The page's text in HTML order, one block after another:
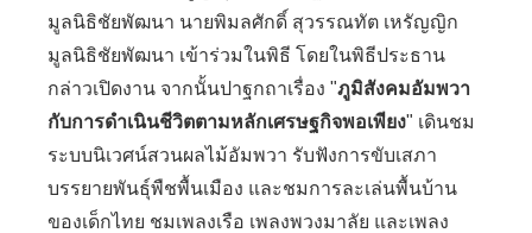
มูลนิธิชัยพัฒนา นายพิมลศักดิ์ สุวรรณทัต เหรัญญิก
มูลนิธิชัยพัฒนา เข้าร่วมในพิธี โดยในพิธีประธาน
กล่าวเปิดงาน จากนั้นปาฐกถาเรื่อง "ภูมิสังคมอัมพวา
กับการดำเนินชีวิตตามหลักเศรษฐกิจพอเพียง" เดินชม
ระบบนิเวศน์สวนผลไม้อัมพวา รับฟังการขับเสภา
บรรยายพันธุ์พืชพื้นเมือง และชมการละเล่นพื้นบ้าน
ของเด็กไทย ชมเพลงเรือ เพลงพวงมาลัย และเพลง